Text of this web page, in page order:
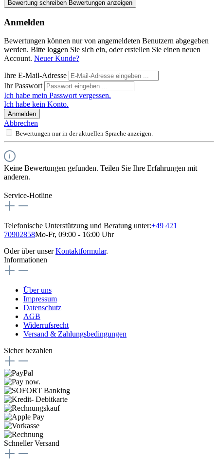
Bewertung schreiben Bewertungen anzeigen
Anmelden
Bewertungen können nur von angemeldeten Benutzern abgegeben
werden. Bitte loggen Sie sich ein, oder erstellen Sie einen neuen
Account. Neuer Kunde?
Ihre E-Mail-Adresse
Ihr Passwort
Ich habe mein Passwort vergessen.
Ich habe kein Konto.
Anmelden
Abbrechen
Bewertungen nur in der aktuellen Sprache anzeigen.
Keine Bewertungen gefunden. Teilen Sie Ihre Erfahrungen mit
anderen.
Service-Hotline
Telefonische Unterstützung und Beratung unter:+49 421
70902858Mo-Fr, 09:00 - 16:00 Uhr
Oder über unserKontaktformular.
Informationen
Über uns
Impressum
Datenschutz
AGB
Widerrufsrecht
Versand & Zahlungsbedingungen
Sicher bezahlen
Schneller Versand